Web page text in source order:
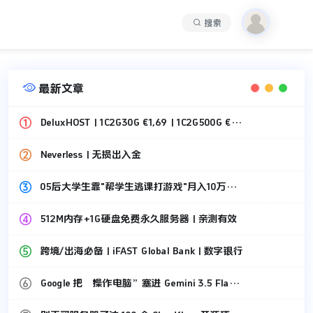
搜索
 最新文章
DeluxHOST | 1C2G30G €1,69 | 1C2G500G €1,49
Neverless | 无损出入金
05后大学生靠"帮学生逃课打游戏"月入10万，刚套现87万！
512M内存+1G硬盘免费永久服务器 | 亲测有效
跨境/出海必备 | iFAST Global Bank | 数字银行
Google 把“操作电脑”塞进 Gemini 3.5 Flash 了